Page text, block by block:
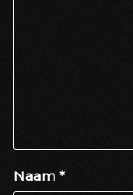
Naam *